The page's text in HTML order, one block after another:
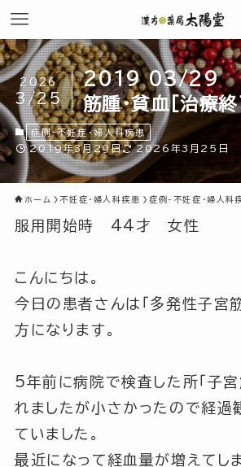
2019 03/29
筋腫・貧血[治療
2026
3/25
症例-不妊症・婦人科疾患
2019年3月29日 2026年3月25日
ホーム 不妊症・婦人科疾患 症例-不妊症・婦人科
服用開始時 44才 女性
こんにちは。
今日の患者さんは「多発性子宮筋
方になります。
5年前に病院で検査した所 「子
れましたが小さかったので経過
ていました。
最近になって経血量が増えてし